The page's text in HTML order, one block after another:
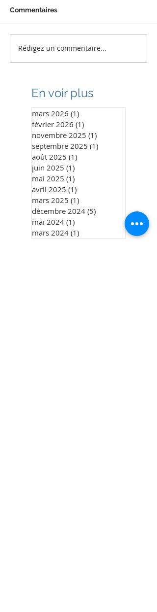
1960 sourires retrouvés
Commentaires
Rédigez un commentaire...
En voir plus
mars 2026 (1)
février 2026 (1)
novembre 2025 (1)
septembre 2025 (1)
août 2025 (1)
juin 2025 (1)
mai 2025 (1)
avril 2025 (1)
mars 2025 (1)
décembre 2024 (5)
mai 2024 (1)
mars 2024 (1)